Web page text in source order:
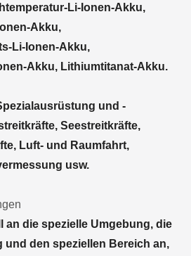
Li-Ionen-Akku,
Akku,
Li-Ionen-Akku,
Akku, Lithiumtitanat-Akku.
und -
Seestreitkräfte,
Luft- und Raumfahrt,
usw.
an die spezielle Umgebung, die
und den speziellen Bereich an,